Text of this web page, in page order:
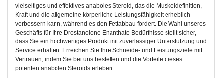
vielseitiges und effektives anaboles Steroid, das die Muskeldefinition,
Kraft und die allgemeine körperliche Leistungsfähigkeit erheblich
verbessern kann, während es den Fettabbau fördert. Die Wahl unseres
Geschäfts für Ihre Drostanolone Enanthate Bedürfnisse stellt sicher,
dass Sie ein hochwertiges Produkt mit zuverlässiger Unterstützung und
Service erhalten. Erreichen Sie Ihre Schneide- und Leistungsziele mit
Vertrauen, indem Sie bei uns bestellen und die Vorteile dieses
potenten anabolen Steroids erleben.